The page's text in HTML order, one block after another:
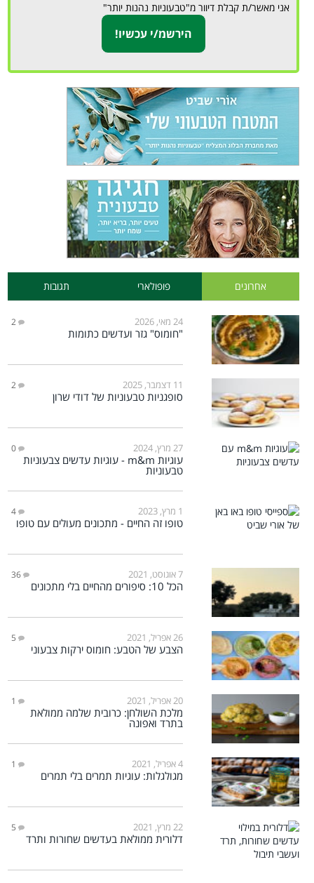
אני מאשר/ת קבלת דיוור מ"טבעוניות נהנות יותר"
אחרונים פופולארי תגובות
24 מאי, 2026 2
"חומוס" גזר ועדשים כתומות
11 דצמבר, 2025 2
סופגניות טבעוניות של דודי שרון
27 מרץ, 2024 0
עוגיות m&m - עוגיות עדשים צבעוניות
טבעוניות
1 מרץ, 2023 4
טופו זה החיים - מתכונים מעולים עם טופו
7 אוגוסט, 2021 36
הכל 10: סיפורים מהחיים בלי מתכונים
26 אפריל, 2021 5
הצבע של הטבע: חומוס ירקות צבעוני
20 אפריל, 2021 1
מלכת השולחן: כרובית שלמה ממולאת
בתרד ואפונה
4 אפריל, 2021 1
מגולגלות: עוגיות תמרים בלי תמרים
22 מרץ, 2021 5
דלורית ממולאת בעדשים שחורות ותרד